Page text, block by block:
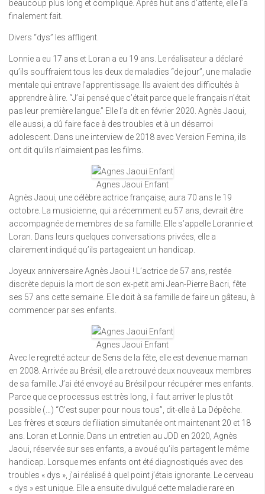
beaucoup plus long et compliqué. Après huit ans d’attente, elle l’a
finalement fait.
Divers “dys” les affligent.
Lonnie a eu 17 ans et Loran a eu 19 ans. Le réalisateur a déclaré
qu’ils souffraient tous les deux de maladies “de jour”, une maladie
mentale qui entrave l’apprentissage. Ils avaient des difficultés à
apprendre à lire. “J’ai pensé que c’était parce que le français n’était
pas leur première langue.” Elle l’a dit en février 2020. Agnès Jaoui,
elle aussi, a dû faire face à des troubles et à un désarroi
adolescent. Dans une interview de 2018 avec Version Femina, ils
ont dit qu’ils n’aimaient pas les films.
Agnes Jaoui Enfant
Agnès Jaoui, une célèbre actrice française, aura 70 ans le 19
octobre. La musicienne, qui a récemment eu 57 ans, devrait être
accompagnée de membres de sa famille. Elle s’appelle Lorannie et
Loran. Dans leurs quelques conversations privées, elle a
clairement indiqué qu’ils partageaient un handicap.
Joyeux anniversaire Agnès Jaoui ! L’actrice de 57 ans, restée
discrète depuis la mort de son ex-petit ami Jean-Pierre Bacri, fête
ses 57 ans cette semaine. Elle doit à sa famille de faire un gâteau, à
commencer par ses enfants.
Agnes Jaoui Enfant
Avec le regretté acteur de Sens de la fête, elle est devenue maman
en 2008. Arrivée au Brésil, elle a retrouvé deux nouveaux membres
de sa famille. J’ai été envoyé au Brésil pour récupérer mes enfants.
Parce que ce processus est très long, il faut arriver le plus tôt
possible (…) “C’est super pour nous tous”, dit-elle à La Dépêche.
Les frères et sœurs de filiation simultanée ont maintenant 20 et 18
ans. Loran et Lonnie. Dans un entretien au JDD en 2020, Agnès
Jaoui, réservée sur ses enfants, a avoué qu’ils partagent le même
handicap. Lorsque mes enfants ont été diagnostiqués avec des
troubles « dys », j’ai réalisé à quel point j’étais ignorante. Le cerveau
« dys » est unique. Elle a ensuite divulgué cette maladie rare en